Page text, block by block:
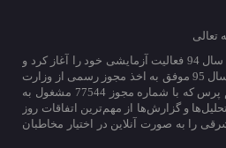
تعالی
پایگاه خبری قلم پرس از دی ماه سال 94 فعالیت آزمایشی خود را آغاز کرد و
پس از آن در 13 اردیبهشت ماه سال 95 موفق به اخذ مجوز رسمی از وزارت
فرهنگ و ارشاد اسلامی شد. قلم پرس که با شماره مجوز 77544 مشغول به
و گزارش‌ها از مهم‌ترین اتفاقات روز
را به صورت آنلاین در اختیار مخاطبان